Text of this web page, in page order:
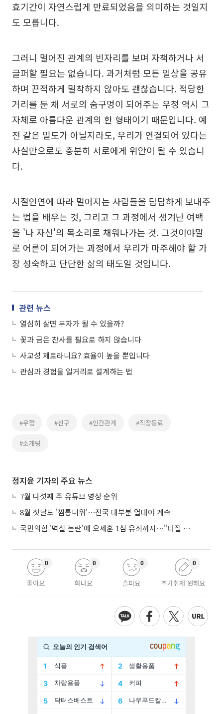
효기간이 자연스럽게 만료되었음을 의미하는 것일지
도 모릅니다.
그러니 멀어진 관계의 빈자리를 보며 자책하거나 서
글퍼할 필요는 없습니다. 과거처럼 모든 일상을 공유
하며 끈적하게 밀착하지 않아도 괜찮습니다. 적당한
거리를 둔 채 서로의 숨구멍이 되어주는 우정 역시 그
자체로 아름다운 관계의 한 형태이기 때문입니다. 예
전 같은 밀도가 아닐지라도, 우리가 연결되어 있다는
사실만으로도 충분히 서로에게 위안이 될 수 있습니
다.
시절인연에 따라 멀어지는 사람들을 담담하게 보내주
는 법을 배우는 것, 그리고 그 과정에서 생겨난 여백
을 '나 자신'의 목소리로 채워나가는 것. 그것이야말
로 어른이 되어가는 과정에서 우리가 마주해야 할 가
장 성숙하고 단단한 삶의 태도일 것입니다.
관련 뉴스
열심히 살면 부자가 될 수 있을까?
꽃과 금은 찬사를 필요로 하지 않습니다
사교성 제로라니요? 효율이 높을 뿐입니다
관심과 경험을 일거리로 설계하는 법
#우정 #친구 #인간관계 #직장동료
#소개팅
정지윤 기자의 주요 뉴스
7월 다섯째 주 유튜브 영상 순위
8월 첫날도 '찜통더위'⋯전국 대부분 열대야 계속
국민의힘 '멱살 논란'에 오세훈 1심 유죄까지⋯"터질 게 터졌다"
좋아요
0
화나요
0
슬퍼요
0
추가취재 원해요
0